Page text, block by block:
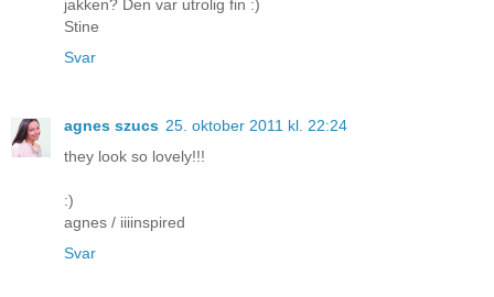
jakken? Den var utrolig fin :)
Stine
Svar
agnes szucs 25. oktober 2011 kl. 22:24
they look so lovely!!!
:)
agnes / iiiinspired
Svar